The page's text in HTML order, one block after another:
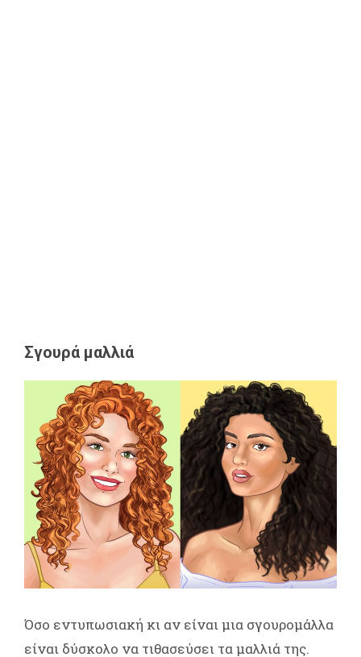
Σγουρά μαλλιά
Όσο εντυπωσιακή κι αν είναι μια σγουρομάλλα
είναι δύσκολο να τιθασεύσει τα μαλλιά της.